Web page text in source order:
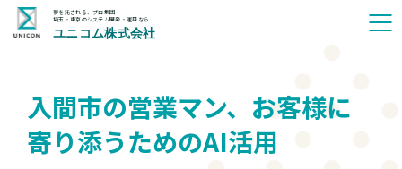
夢を託される、プロ集団
埼玉・東京のシステム開発・運用なら
ユニコム株式会社
入間市の営業マン、お客様に
寄り添うためのAI活用